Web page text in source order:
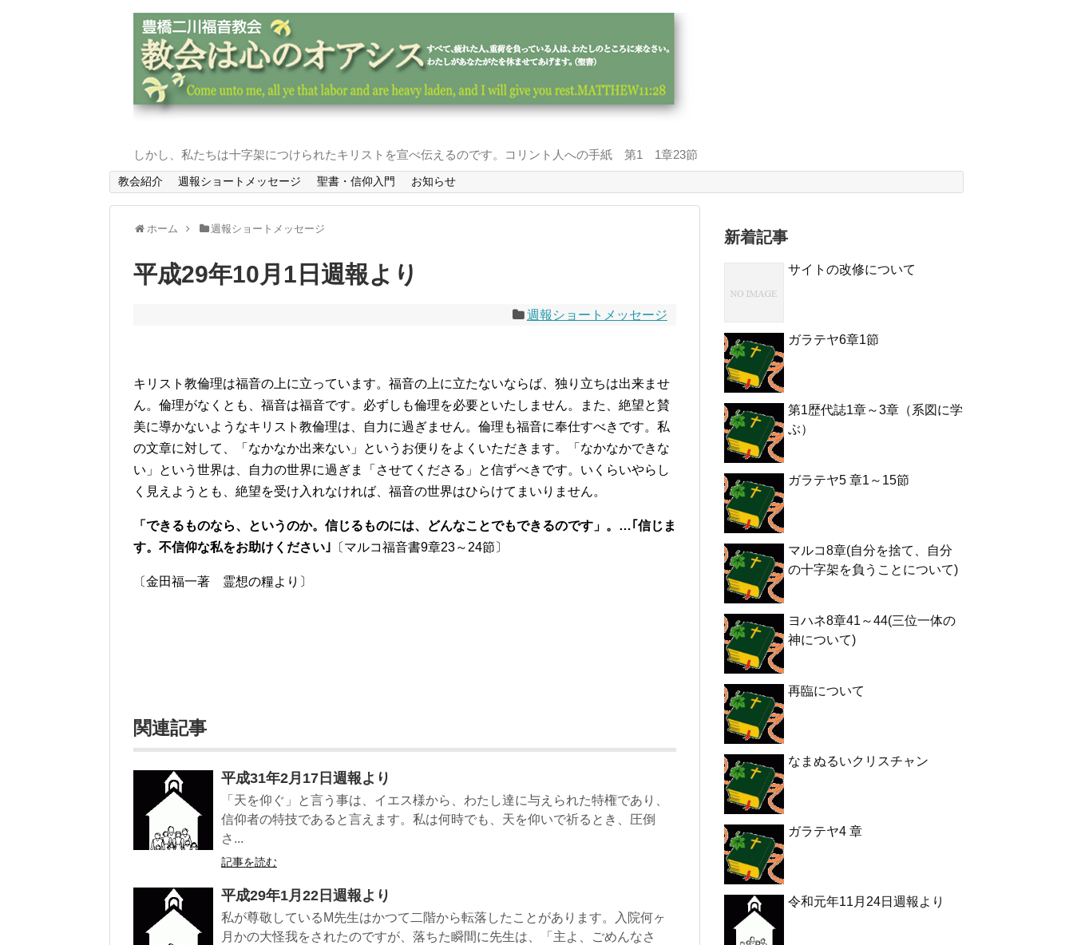
しかし、私たちは十字架につけられたキリストを宣べ伝えるのです。コリント人への手紙 第1 1章23節
教会紹介 週報ショートメッセージ 聖書・信仰入門 お知らせ
ホーム 週報ショートメッセージ
平成29年10月1日週報より
週報ショートメッセージ
キリスト教倫理は福音の上に立っています。福音の上に立たないならば、独り立ちは出来ませ
ん。倫理がなくとも、福音は福音です。必ずしも倫理を必要といたしません。また、絶望と賛
美に導かないようなキリスト教倫理は、自力に過ぎません。倫理も福音に奉仕すべきです。私
の文章に対して、「なかなか出来ない」というお便りをよくいただきます。「なかなかできな
い」という世界は、自力の世界に過ぎま「させてくださる」と信ずべきです。いくらいやらし
く見えようとも、絶望を受け入れなければ、福音の世界はひらけてまいりません。
「できるものなら、というのか。信じるものには、どんなことでもできるのです」。…｢信じま
す。不信仰な私をお助けください｣ 〔マルコ福音書9章23～24節〕
〔金田福一著 霊想の糧より〕
関連記事
平成31年2月17日週報より
「天を仰ぐ」と言う事は、イエス様から、わたし達に与えられた特権であり、
信仰者の特技であると言えます。私は何時でも、天を仰いで祈るとき、圧倒
さ...
記事を読む
平成29年1月22日週報より
私が尊敬しているM先生はかつて二階から転落したことがあります。入院何ヶ
月かの大怪我をされたのですが、落ちた瞬間に先生は、「主よ、ごめんなさ
新着記事
サイトの改修について
ガラテヤ6章1節
第1歴代誌1章～3章（系図に学
ぶ）
ガラテヤ5 章1～15節
マルコ8章(自分を捨て、自分
の十字架を負うことについて)
ヨハネ8章41～44(三位一体の
神について)
再臨について
なまぬるいクリスチャン
ガラテヤ4 章
令和元年11月24日週報より